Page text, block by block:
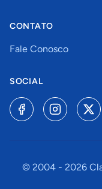
CONTATO
Fale Conosco
SOCIAL
© 2004 - 2026